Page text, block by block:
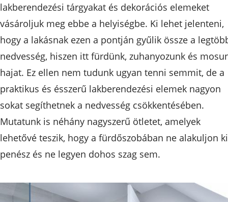
lakberendezési tárgyakat és dekorációs elemeket
vásároljuk meg ebbe a helyiségbe. Ki lehet jelenteni,
hogy a lakásnak ezen a pontján gyűlik össze a
nedvesség, hiszen itt fürdünk, zuhanyozunk és
hajat. Ez ellen nem tudunk ugyan tenni semmit, de a
praktikus és ésszerű lakberendezési elemek nagyon
sokat segíthetnek a nedvesség csökkentésében.
Mutatunk is néhány nagyszerű ötletet, amelyek
lehetővé teszik, hogy a fürdőszobában ne alakuljon ki
penész és ne legyen dohos szag sem.